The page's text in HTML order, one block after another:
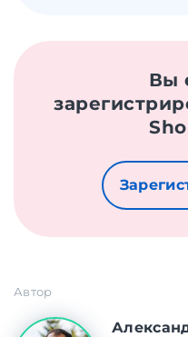
Вы
Автор